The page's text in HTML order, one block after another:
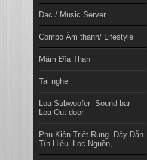
Dac / Music Server
Combo Âm thanh/ Lifestyle
Mâm Đĩa Than
Tai nghe
Loa Subwoofer- Sound bar-
Loa Out door
Phụ Kiện Triệt Rung- Dây Dẫn-
Tín Hiệu- Lọc Nguồn,